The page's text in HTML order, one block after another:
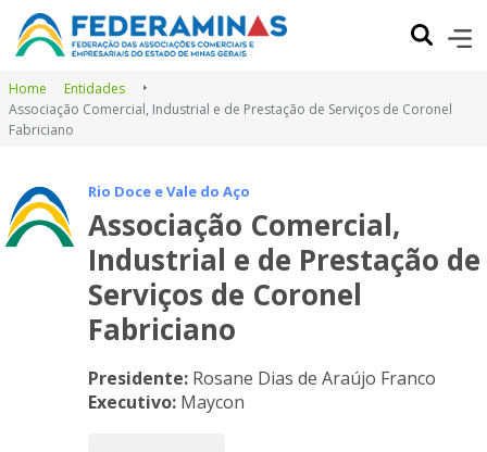
Home
Entidades
Associação Comercial, Industrial e de Prestação de Serviços de Coronel
Fabriciano
Rio Doce e Vale do Aço
Associação Comercial,
Industrial e de Prestação de
Serviços de Coronel
Fabriciano
Presidente: Rosane Dias de Araújo Franco
Executivo: Maycon